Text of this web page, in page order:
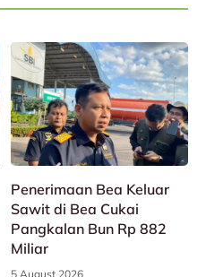
Penerimaan Bea Keluar
Sawit di Bea Cukai
Pangkalan Bun Rp 882
Miliar
5 August 2026